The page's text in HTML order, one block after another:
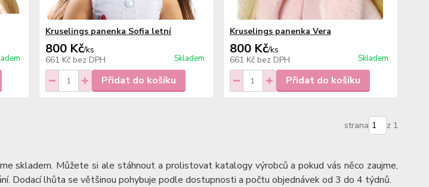
Kruselings panenka Sofia letní
800 Kč/ks
661 Kč bez DPH Skladem
Přidat do košíku
Kruselings panenka Vera
800 Kč/ks
661 Kč bez DPH Skladem
Přidat do košíku
strana z 1
skladem. Můžete si ale stáhnout a prolistovat katalogy výrobců a pokud vás něco zaujme,
Dodací lhůta se většinou pohybuje podle dostupnosti a počtu objednávek od 3 do 4 týdnů.